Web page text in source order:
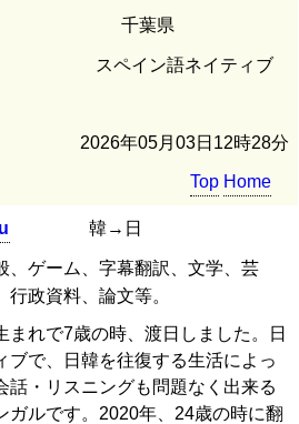
千葉県
スペイン語ネイティブ
2026年05月03日12時28分
Top Home
u 韓→日
、ゲーム、字幕翻訳、文学、芸
行政資料、論文等。
まれで7歳の時、渡日しました。日
ブで、日韓を往復する生活によっ
話・リスニングも問題なく出来る
ガルです。2020年、24歳の時に翻